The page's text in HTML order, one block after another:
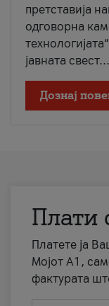
претставија
одговорна
јавната свест...
Дознај
Плати
Платете ја
Мојот А1,
фактурата